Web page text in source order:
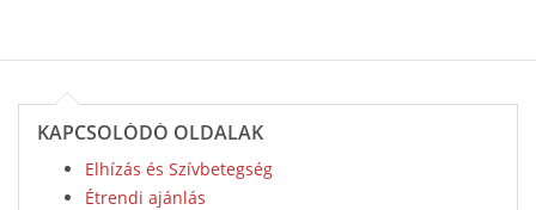
KAPCSOLÓDÓ OLDALAK
Elhízás és Szívbetegség
Étrendi ajánlás